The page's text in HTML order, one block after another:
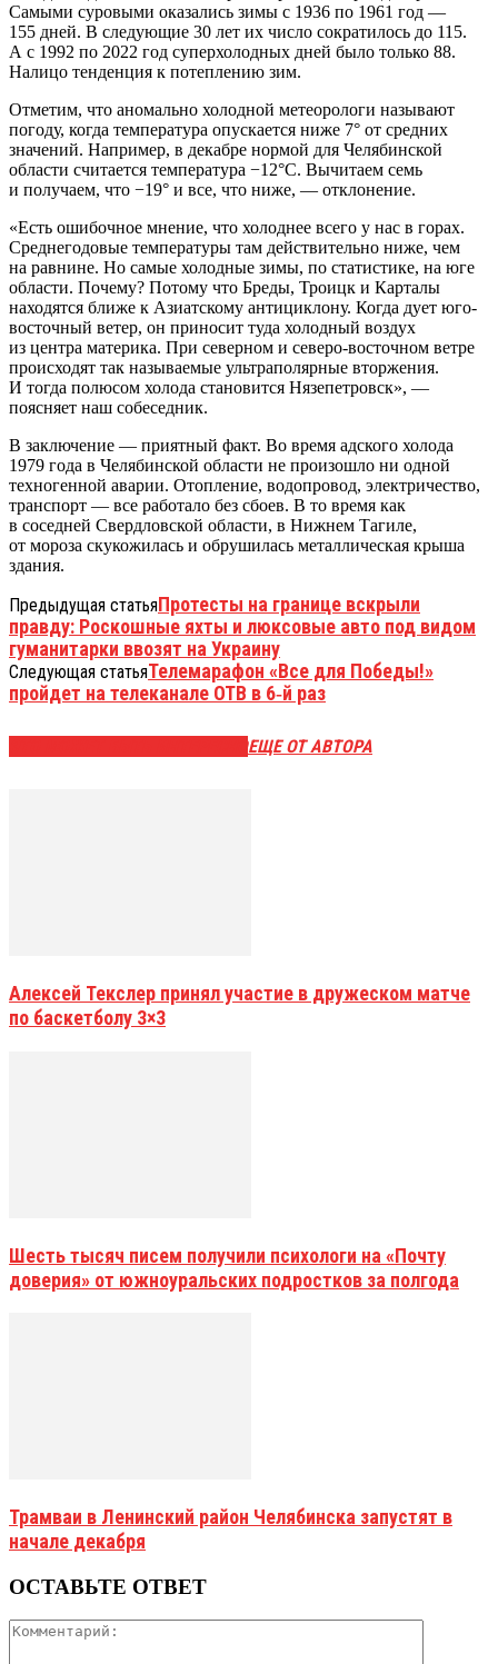
Самыми суровыми оказались зимы с 1936 по 1961 год —
155 дней. В следующие 30 лет их число сократилось до 115.
А с 1992 по 2022 год суперхолодных дней было только 88.
Налицо тенденция к потеплению зим.
Отметим, что аномально холодной метеорологи называют
погоду, когда температура опускается ниже 7° от средних
значений. Например, в декабре нормой для Челябинской
области считается температура −12°C. Вычитаем семь
и получаем, что −19° и все, что ниже, — отклонение.
«Есть ошибочное мнение, что холоднее всего у нас в горах.
Среднегодовые температуры там действительно ниже, чем
на равнине. Но самые холодные зимы, по статистике, на юге
области. Почему? Потому что Бреды, Троицк и Карталы
находятся ближе к Азиатскому антициклону. Когда дует юго-
восточный ветер, он приносит туда холодный воздух
из центра материка. При северном и северо-восточном ветре
происходят так называемые ультраполярные вторжения.
И тогда полюсом холода становится Нязепетровск», —
поясняет наш собеседник.
В заключение — приятный факт. Во время адского холода
1979 года в Челябинской области не произошло ни одной
техногенной аварии. Отопление, водопровод, электричество,
транспорт — все работало без сбоев. В то время как
в соседней Свердловской области, в Нижнем Тагиле,
от мороза скукожилась и обрушилась металлическая крыша
здания.
Предыдущая статьяПротесты на границе вскрыли
правду: Роскошные яхты и люксовые авто под видом
гуманитарки ввозят на Украину
Следующая статьяТелемарафон «Все для Победы!»
пройдет на телеканале ОТВ в 6‑й раз
ЕЩЕ ОТ АВТОРА
Алексей Текслер принял участие в дружеском матче
по баскетболу 3×3
Шесть тысяч писем получили психологи на «Почту
доверия» от южноуральских подростков за полгода
Трамваи в Ленинский район Челябинска запустят в
начале декабря
ОСТАВЬТЕ ОТВЕТ